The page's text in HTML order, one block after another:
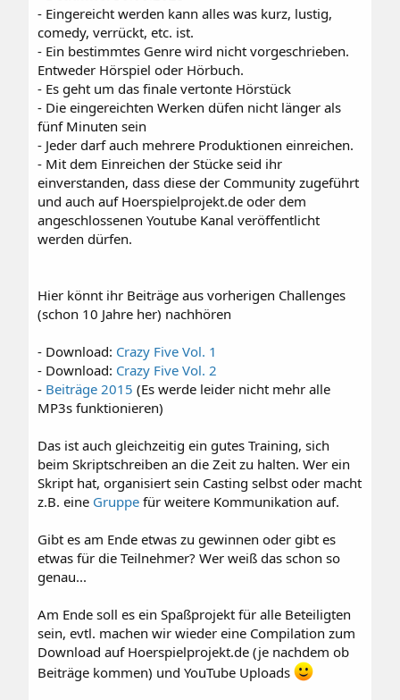
- Eingereicht werden kann alles was kurz, lustig,
comedy, verrückt, etc. ist.
- Ein bestimmtes Genre wird nicht vorgeschrieben.
Entweder Hörspiel oder Hörbuch.
- Es geht um das finale vertonte Hörstück
- Die eingereichten Werken düfen nicht länger als
fünf Minuten sein
- Jeder darf auch mehrere Produktionen einreichen.
- Mit dem Einreichen der Stücke seid ihr
einverstanden, dass diese der Community zugeführt
und auch auf Hoerspielprojekt.de oder dem
angeschlossenen Youtube Kanal veröffentlicht
werden dürfen.
Hier könnt ihr Beiträge aus vorherigen Challenges
(schon 10 Jahre her) nachhören
- Download: Crazy Five Vol. 1
- Download: Crazy Five Vol. 2
- Beiträge 2015 (Es werde leider nicht mehr alle
MP3s funktionieren)
Das ist auch gleichzeitig ein gutes Training, sich
beim Skriptschreiben an die Zeit zu halten. Wer ein
Skript hat, organisiert sein Casting selbst oder macht
z.B. eine Gruppe für weitere Kommunikation auf.
Gibt es am Ende etwas zu gewinnen oder gibt es
etwas für die Teilnehmer? Wer weiß das schon so
genau...
Am Ende soll es ein Spaßprojekt für alle Beteiligten
sein, evtl. machen wir wieder eine Compilation zum
Download auf Hoerspielprojekt.de (je nachdem ob
Beiträge kommen) und YouTube Uploads